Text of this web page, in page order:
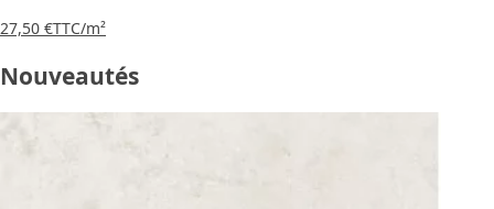
27,50 €TTC/m²
Nouveautés